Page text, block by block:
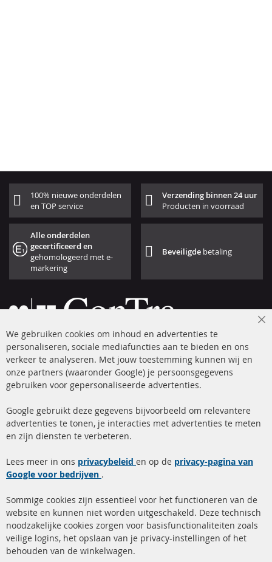
100% nieuwe onderdelen
en TOP service
Verzending binnen 24 uur
Producten in voorraad
Alle onderdelen
gecertificeerd en
gehomologeerd met e-
markering
Beveiligde betaling
+49 (0) 4533 799 00 0
ma-do: 09-17 u, vr Fr 09-16 u
info@contra-automotive.de
facebook
instagram
Snelle links
Roetfilter reiniging
Katalysator (KAT)
sensoren
FAQ
Kundenservice
Verzendingskosten
Contact
Annuleer contract
We gebruiken cookies om inhoud en advertenties te
personaliseren, sociale mediafuncties aan te bieden en ons
verkeer te analyseren. Met jouw toestemming kunnen wij en
onze partners (waaronder Google) je persoonsgegevens
gebruiken voor gepersonaliseerde advertenties.
Google gebruikt deze gegevens bijvoorbeeld om relevantere
advertenties te tonen, je interacties met advertenties te meten
en zijn diensten te verbeteren.
Lees meer in ons privacybeleid en op de privacy-pagina van
Google voor bedrijven .
Sommige cookies zijn essentieel voor het functioneren van de
website en kunnen niet worden uitgeschakeld. Deze technisch
noodzakelijke cookies zorgen voor basisfunctionaliteiten zoals
veilige logins, het opslaan van je privacy-instellingen of het
behouden van de winkelwagen.